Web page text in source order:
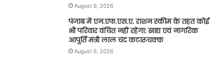
August 6, 2026
पंजाब में एन.एफ.एस.ए. राशन स्कीम के तहत कोई
भी परिवार वंचित नहीं रहेगा: खाद्य एवं नागरिक
आपूर्ति मंत्री लाल चंद कटारूचक्क
August 6, 2026